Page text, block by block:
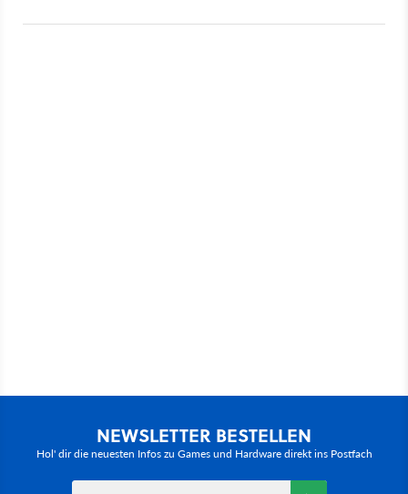
NEWSLETTER BESTELLEN
Hol' dir die neuesten Infos zu Games und Hardware direkt ins Postfach